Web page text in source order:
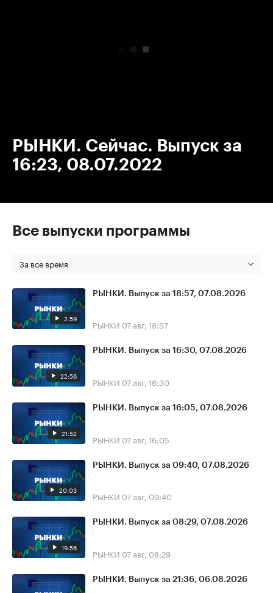
РЫНКИ. Сейчас. Выпуск за
16:23, 08.07.2022
Все выпуски программы
За все время
2:59
РЫНКИ. Выпуск за 18:57, 07.08.2026
РЫНКИ 07 авг, 18:57
22:56
РЫНКИ. Выпуск за 16:30, 07.08.2026
РЫНКИ 07 авг, 16:30
21:52
РЫНКИ. Выпуск за 16:05, 07.08.2026
РЫНКИ 07 авг, 16:05
20:03
РЫНКИ. Выпуск за 09:40, 07.08.2026
РЫНКИ 07 авг, 09:40
19:56
РЫНКИ. Выпуск за 08:29, 07.08.2026
РЫНКИ 07 авг, 08:29
РЫНКИ. Выпуск за 21:36, 06.08.2026